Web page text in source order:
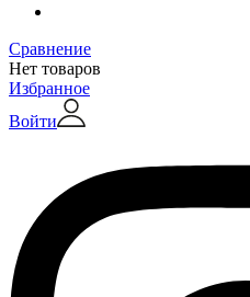
Сравнение
Нет товаров
Избранное
Войти